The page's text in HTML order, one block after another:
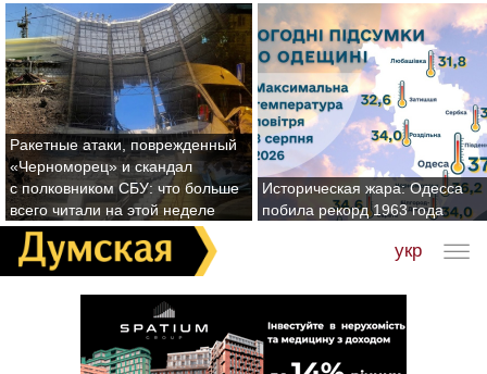
Ракетные атаки, поврежденный
«Черноморец» и скандал
с полковником СБУ: что больше
всего читали на этой неделе
Историческая жара: Одесса
побила рекорд 1963 года
укр